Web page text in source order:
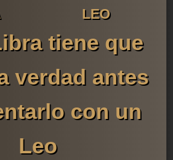
LEO
tiene que
verdad antes
con un
Leo